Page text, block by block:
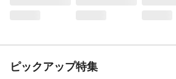
ピックアップ特集